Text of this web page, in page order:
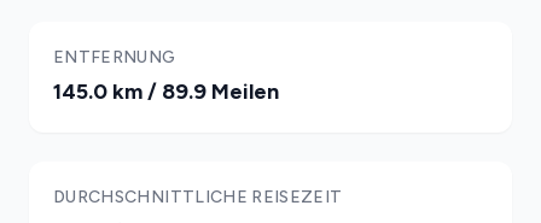
ENTFERNUNG
145.0 km / 89.9 Meilen
DURCHSCHNITTLICHE REISEZEIT